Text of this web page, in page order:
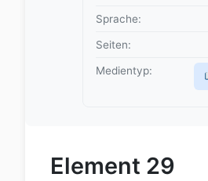
Sprache:
Seiten:
Medientyp:
Element 29